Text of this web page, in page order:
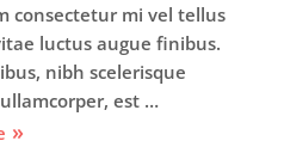
consectetur mi vel tellus
luctus augue finibus.
nibh scelerisque
est …